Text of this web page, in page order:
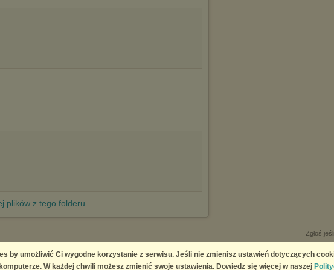
plików z tego folderu...
Zgłoś
infringement
by umożliwić Ci wygodne korzystanie z serwisu. Jeśli nie zmienisz ustawień dotyczących
W każdej chwili możesz zmienić swoje ustawienia. Dowiedz się więcej w naszej